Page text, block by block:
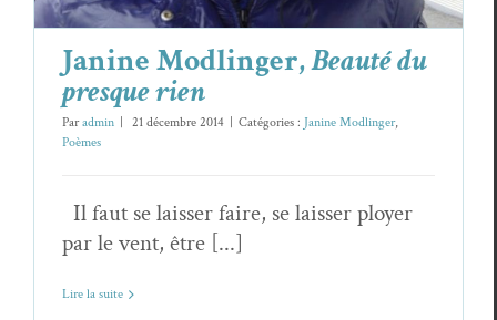
Janine Modlinger,Beauté du
presque rien
Paradmin 21 décembre 2014 Catégories : Janine Modlinger,
Poèmes
Il faut se laisser faire, se laisser ployer
par le vent, être [...]
Lire la suite